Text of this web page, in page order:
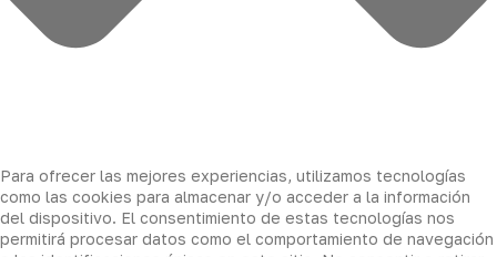
Para ofrecer las mejores experiencias, utilizamos tecnologías
como las cookies para almacenar y/o acceder a la información
del dispositivo. El consentimiento de estas tecnologías nos
permitirá procesar datos como el comportamiento de navegación